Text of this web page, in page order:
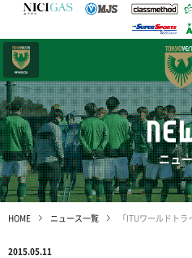
ニュ
HOME ニュース一覧
2015.05.11